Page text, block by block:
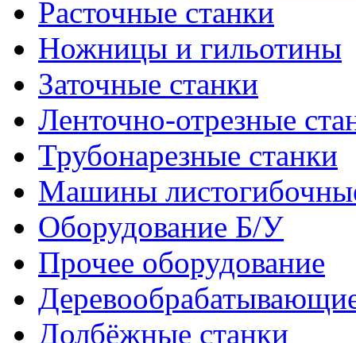
Расточные станки
Ножницы и гильотины
Заточные станки
Ленточно-отрезные
Трубонарезные станки
Машины
Оборудование Б/У
Прочее оборудование
Долбёжные станки